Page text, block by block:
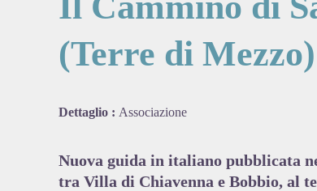
(Terre di Mezzo)
Dettaglio : Associazione
Nuova guida in italiano pubblicata
tra Villa di Chiavenna e Bobbio, al